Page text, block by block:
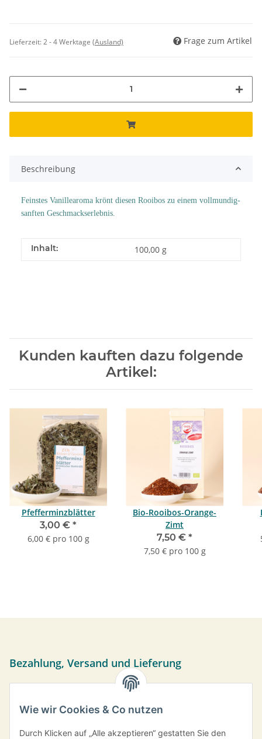
Lieferzeit:2 - 4 Werktage (Ausland) Frage zum Artikel
Beschreibung
Feinstes Vanillearoma krönt diesen Rooibos zu einem vollmundig-
sanften Geschmackserlebnis.
Inhalt: 100,00 g
Kunden kauften dazu folgende
Artikel:
Pfefferminzblätter
3,00 € *
6,00 € pro 100 g
Bio-Rooibos-Orange-
Zimt
7,50 € *
7,50 € pro 100 g
Bezahlung, Versand und Lieferung
Sie können per Vorkasse, PayPal oder bei Abholung bar
übermittelt.
Versand frei ab einem Bestellwert von 35,- € innerhalb
Wie wir Cookies & Co nutzen
Durch Klicken auf „Alle akzeptieren“ gestatten Sie den